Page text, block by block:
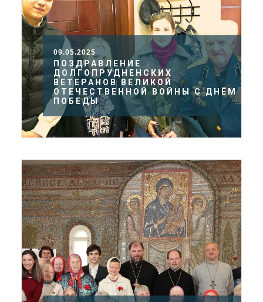
09.05.2025
ПОЗДРАВЛЕНИЕ
ДОЛГОПРУДНЕНСКИХ
ВЕТЕРАНОВ ВЕЛИКОЙ
ОТЕЧЕСТВЕННОЙ ВОЙНЫ С ДНЁМ
ПОБЕДЫ